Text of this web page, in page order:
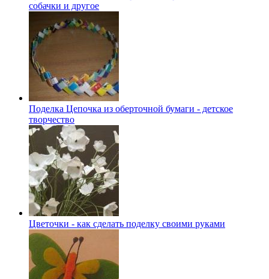
собачки и другое
Поделка Цепочка из оберточной бумаги - детское
творчество
Цветочки - как сделать поделку своими руками